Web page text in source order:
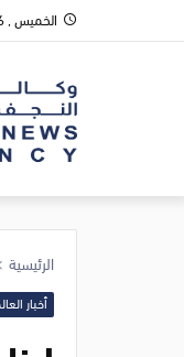
الخميس , 6 أغسطس 2026
الرئيسية
أخبار